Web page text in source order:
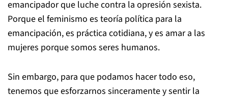
emancipador que luche contra la opresión sexista.
Porque el feminismo es teoría política para la
emancipación, es práctica cotidiana, y es amar a las
mujeres porque somos seres humanos.
Sin embargo, para que podamos hacer todo eso,
tenemos que esforzarnos sinceramente y sentir la